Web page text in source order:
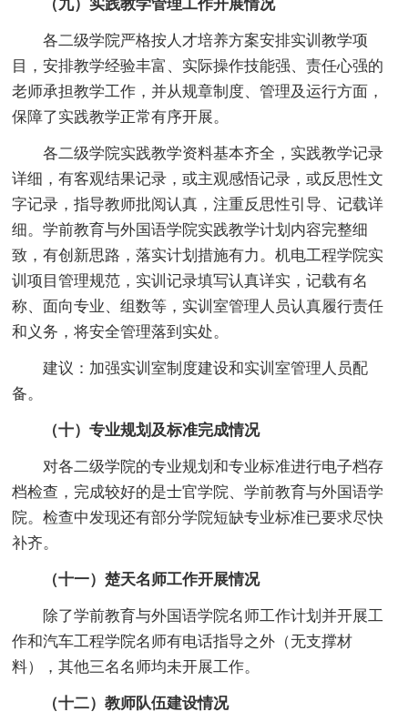
（九）实践教学管理工作开展情况
各二级学院严格按人才培养方案安排实训教学项
目，安排教学经验丰富、实际操作技能强、责任心强的
老师承担教学工作，并从规章制度、管理及运行方面，
保障了实践教学正常有序开展。
各二级学院实践教学资料基本齐全，实践教学记录
详细，有客观结果记录，或主观感悟记录，或反思性文
字记录，指导教师批阅认真，注重反思性引导、记载详
细。学前教育与外国语学院实践教学计划内容完整细
致，有创新思路，落实计划措施有力。机电工程学院实
训项目管理规范，实训记录填写认真详实，记载有名
称、面向专业、组数等，实训室管理人员认真履行责任
和义务，将安全管理落到实处。
建议：加强实训室制度建设和实训室管理人员配
备。
（十）专业规划及标准完成情况
对各二级学院的专业规划和专业标准进行电子档存
档检查，完成较好的是士官学院、学前教育与外国语学
院。检查中发现还有部分学院短缺专业标准已要求尽快
补齐。
（十一）楚天名师工作开展情况
除了学前教育与外国语学院名师工作计划并开展工
作和汽车工程学院名师有电话指导之外（无支撑材
料），其他三名名师均未开展工作。
（十二）教师队伍建设情况